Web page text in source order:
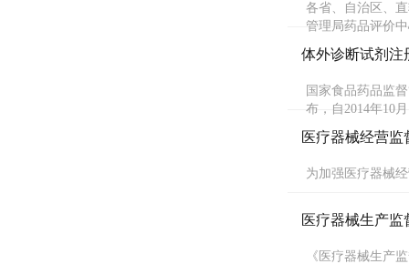
各省、自治区、
管理局药品评价
体外诊断试剂注
国家食品药品监
布，
医疗器械经营监
为加强医疗器械
医疗器械生产监
《医疗器械生产